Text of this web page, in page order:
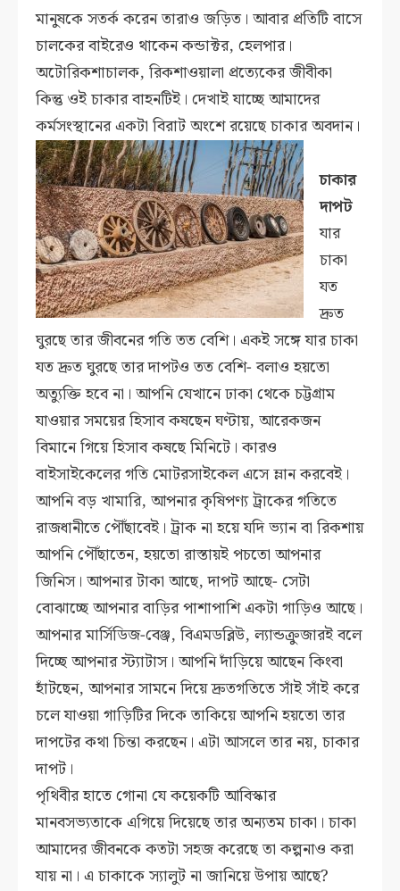
মানুষকে সতর্ক করেন তারাও জড়িত। আবার প্রতিটি বাসে
চালকের বাইরেও থাকেন কন্ডাক্টর, হেলপার।
অটোরিকশাচালক, রিকশাওয়ালা প্রত্যেকের জীবীকা
কিন্তু ওই চাকার বাহনটিই। দেখাই যাচ্ছে আমাদের
কর্মসংস্থানের একটা বিরাট অংশে রয়েছে চাকার অবদান।
চাকার
দাপট
যার
চাকা
যত
দ্রুত
ঘুরছে তার জীবনের গতি তত বেশি। একই সঙ্গে যার চাকা
যত দ্রুত ঘুরছে তার দাপটও তত বেশি- বলাও হয়তো
অত্যুক্তি হবে না। আপনি যেখানে ঢাকা থেকে চট্টগ্রাম
যাওয়ার সময়ের হিসাব কষছেন ঘণ্টায়, আরেকজন
বিমানে গিয়ে হিসাব কষছে মিনিটে। কারও
বাইসাইকেলের গতি মোটরসাইকেল এসে ম্লান করবেই।
আপনি বড় খামারি, আপনার কৃষিপণ্য ট্রাকের গতিতে
রাজধানীতে পৌঁছাবেই। ট্রাক না হয়ে যদি ভ্যান বা রিকশায়
আপনি পৌঁছাতেন, হয়তো রাস্তায়ই পচতো আপনার
জিনিস। আপনার টাকা আছে, দাপট আছে- সেটা
বোঝাচ্ছে আপনার বাড়ির পাশাপাশি একটা গাড়িও আছে।
আপনার মার্সিডিজ-বেঞ্জ, বিএমডব্লিউ, ল্যান্ডক্রুজারই বলে
দিচ্ছে আপনার স্ট্যাটাস। আপনি দাঁড়িয়ে আছেন কিংবা
হাঁটছেন, আপনার সামনে দিয়ে দ্রুতগতিতে সাঁই সাঁই করে
চলে যাওয়া গাড়িটির দিকে তাকিয়ে আপনি হয়তো তার
দাপটের কথা চিন্তা করছেন। এটা আসলে তার নয়, চাকার
দাপট।
পৃথিবীর হাতে গোনা যে কয়েকটি আবিস্কার
মানবসভ্যতাকে এগিয়ে দিয়েছে তার অন্যতম চাকা। চাকা
আমাদের জীবনকে কতটা সহজ করেছে তা কল্পনাও করা
যায় না। এ চাকাকে স্যালুট না জানিয়ে উপায় আছে?